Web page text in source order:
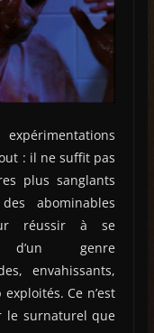
: il ne suffit pas
plus sanglants
abominables
réussir à se
d’un genre
envahissants,
Ce n’est
le surnaturel que